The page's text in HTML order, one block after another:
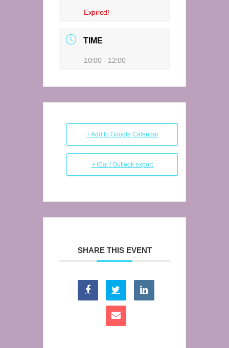
Expired!
TIME
10:00 - 12:00
+ Add to Google Calendar
+ iCal / Outlook export
SHARE THIS EVENT